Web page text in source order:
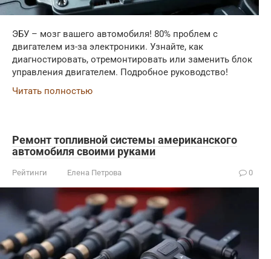
ЭБУ – мозг вашего автомобиля! 80% проблем с
двигателем из-за электроники. Узнайте, как
диагностировать, отремонтировать или заменить блок
управления двигателем. Подробное руководство!
Читать полностью
Ремонт топливной системы американского
автомобиля своими руками
Рейтинги Елена Петрова 0